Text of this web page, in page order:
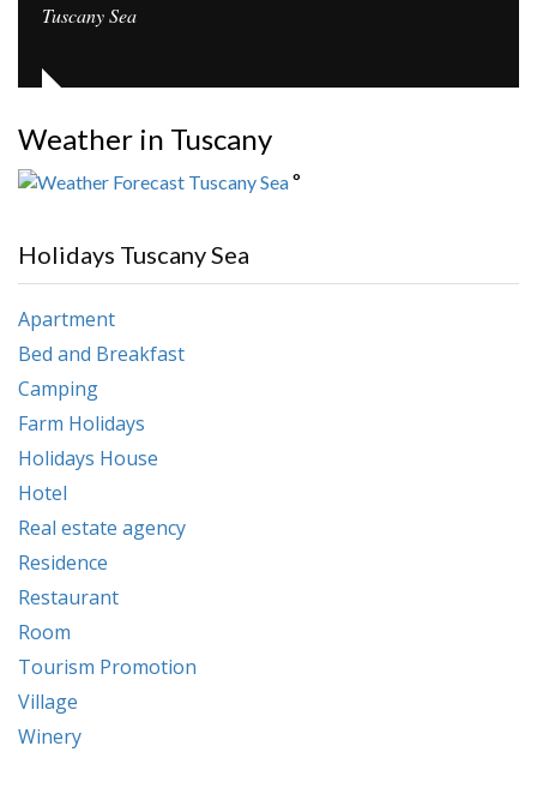
Tuscany Sea
Weather in Tuscany
°
Holidays Tuscany Sea
Apartment
Bed and Breakfast
Camping
Farm Holidays
Holidays House
Hotel
Real estate agency
Residence
Restaurant
Room
Tourism Promotion
Village
Winery